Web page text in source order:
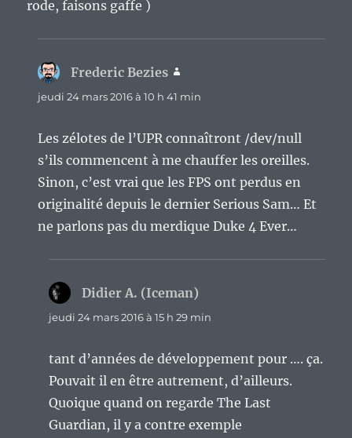
rode, faisons gaffe )
Frederic Bezies
jeudi 24 mars 2016 à 10 h 41 min
Les zélotes de l’UPR connaîtront /dev/null
s’ils commencent à me chauffer les oreilles.
Sinon, c’est vrai que les FPS ont perdus en
originalité depuis le dernier Serious Sam… Et
ne parlons pas du merdique Duke 4 Ever…
Didier A. (Iceman)
jeudi 24 mars 2016 à 15 h 29 min
tant d’années de développement pour …. ça.
Pouvait il en être autrement, d’ailleurs.
Quoique quand on regarde The Last
Guardian, il y a contre exemple